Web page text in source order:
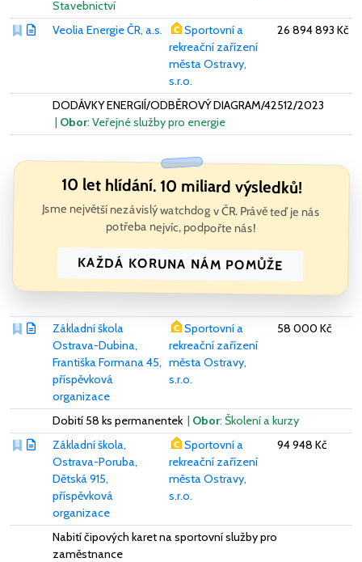
Stavebnictví
Veolia Energie ČR, a.s.
Sportovní a
rekreační zařízení
města Ostravy,
s.r.o.
26 894 893 Kč
DODÁVKY ENERGIÍ/ODBĚROVÝ DIAGRAM/42512/2023
| Obor: Veřejné služby pro energie
10 let hlídání. 10 miliard výsledků!
Jsme největší nezávislý watchdog v ČR. Právě teď je nás
potřeba nejvíc, podpořte nás!
KAŽDÁ KORUNA NÁM POMŮŽE
Základní škola
Ostrava-Dubina,
Františka Formana 45,
příspěvková
organizace
Sportovní a
rekreační zařízení
města Ostravy,
s.r.o.
58 000 Kč
Dobití 58 ks permanentek | Obor: Školení a kurzy
Základní škola,
Ostrava-Poruba,
Dětská 915,
příspěvková
organizace
Sportovní a
rekreační zařízení
města Ostravy,
s.r.o.
94 948 Kč
Nabití čipových karet na sportovní služby pro
zaměstnance